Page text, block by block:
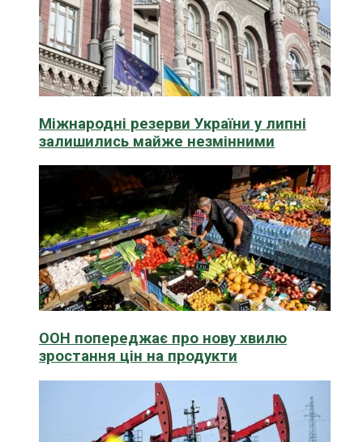
Міжнародні резерви України у липні
залишились майже незмінними
ООН попереджає про нову хвилю
зростання цін на продукти